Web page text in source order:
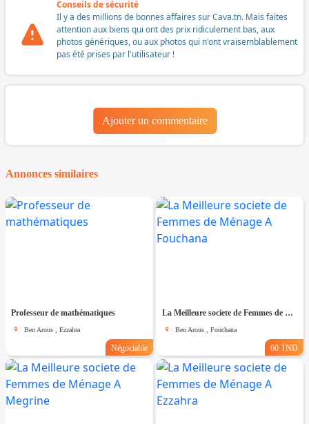
Conseils de sécurité
Il y a des millions de bonnes affaires sur Cava.tn. Mais faites
attention aux biens qui ont des prix ridiculement bas, aux
photos génériques, ou aux photos qui n'ont vraisemblablement
pas été prises par l'utilisateur !
Ajouter un commentaire
Annonces similaires
Professeur de mathématiques
Ben Arous , Ezzahra
Négociable
La Meilleure societe de Femmes de Ménage A Fouchana
Ben Arous , Fouchana
60 TND